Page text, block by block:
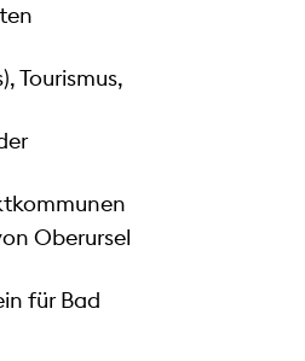
Tourismus,
Oberursel
für Bad